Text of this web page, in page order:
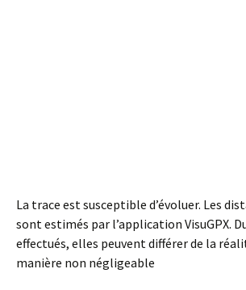
La trace est susceptible d’évoluer. Les
sont estimés par l’application VisuGPX.
effectués, elles peuvent différer de la
manière non négligeable